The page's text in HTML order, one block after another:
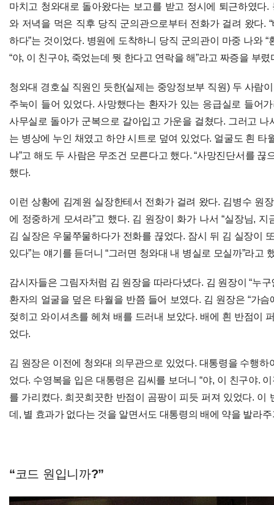
마치고 청와대로 돌아왔다는 보고를 받고 정시에 퇴근하였다
와 저녁을 먹은 직후 당직 군의관으로부터 전화가 걸려 왔다.
하다”는 것이었다. 병원에 도착하니 당직 군의관이 마중 나와
“야, 이 친구야, 죽었는데 뭣 한다고 연락을 해”라고 짜증을 부
청와대 경호실 직원인 듯한(실제는 중앙정보부 직원) 두 사람
주눅이 들어 있었다. 사망했다는 환자가 있는 응급실로 들어
사무실로 돌아가 군복으로 갈아입고 가운을 걸쳤다. 그러고
는 병상에 누인 채였고 하얀 시트로 덮여 있었다. 얼굴도 흰 타
냐”고 해도 두 사람은 무조건 모른다고 했다. “사망진단서를 끊
했다.
이런 상황에 김계원 실장한테서 전화가 걸려 왔다. 김병수 원
에 정중하게 모셔라”고 했다. 김 원장이 화가 나서 “실장님,
김 실장은 우물쭈물하다가 전화를 끊었다. 잠시 뒤 김 실장이
있다”는 얘기를 듣더니 “그러면 청와대 내 병실로 모실까”라고
감시자들은 그림자처럼 김 원장을 따라다녔다. 김 원장이 “누
환자의 얼굴을 덮은 타월을 반쯤 들어 보였다. 김 원장은 “가
젖히고 와이셔츠를 헤쳐 배를 드러내 보았다. 배에 흰 반점이
었다.
김 원장은 이전에 청와대 의무관으로 있었다. 대통령을 수행
었다. 수영복을 입은 대통령은 김씨를 보더니 “야, 이 친구야.
를 가리켰다. 희끗희끗한 반점이 곰팡이 피듯 퍼져 있었다. 이
데, 별 효과가 없다는 것을 알면서도 대통령의 배에 약을 발라
“코드 원입니까?”